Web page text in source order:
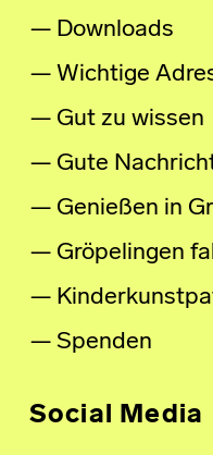
Downloads
Wichtige
Gut zu wissen
Gute
Genießen in
Gröpelingen
Spenden
Social Media